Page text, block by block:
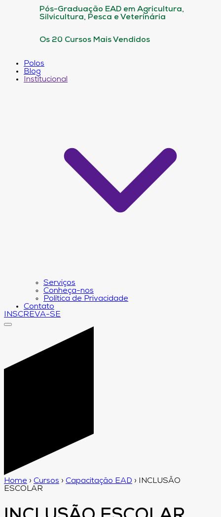
Pós-Graduação EAD em Agricultura,
Silvicultura, Pesca e Veterinária
Os 20 Cursos Mais Vendidos
Polos
Blog
Institucional
Serviços
Conheça-nos
Política de Privacidade
Contato
INSCREVA-SE
Home › Cursos › Capacitação EAD ›
INCLUSÃO
ESCOLAR